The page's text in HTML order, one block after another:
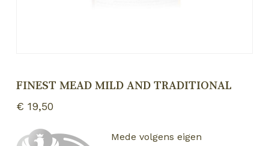
FINEST MEAD MILD AND TRADITIONAL
€ 19,50
Mede volgens eigen